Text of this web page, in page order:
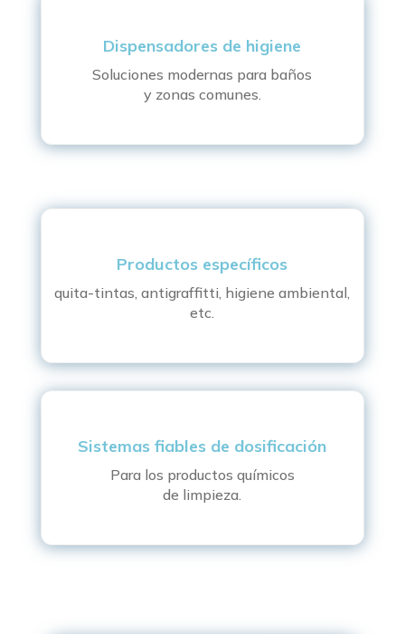
Dispensadores de higiene
Soluciones modernas para baños
y zonas comunes.
Productos específicos
quita-tintas, antigraffitti, higiene ambiental,
etc.
Sistemas fiables de dosificación
Para los productos químicos
de limpieza.